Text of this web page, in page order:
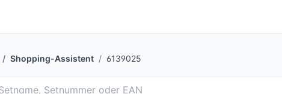
Shopping-Assistent 6139025